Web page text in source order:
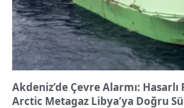
Akdeniz’de Çevre Alarmı: Hasarlı
Arctic Metagaz Libya’ya Doğru